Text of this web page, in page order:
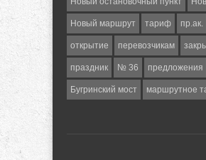
Новый маршрут тариф пр.ак.
открытие перевозчикам
праздник № 36 предложения
Бугринский мост маршрутное